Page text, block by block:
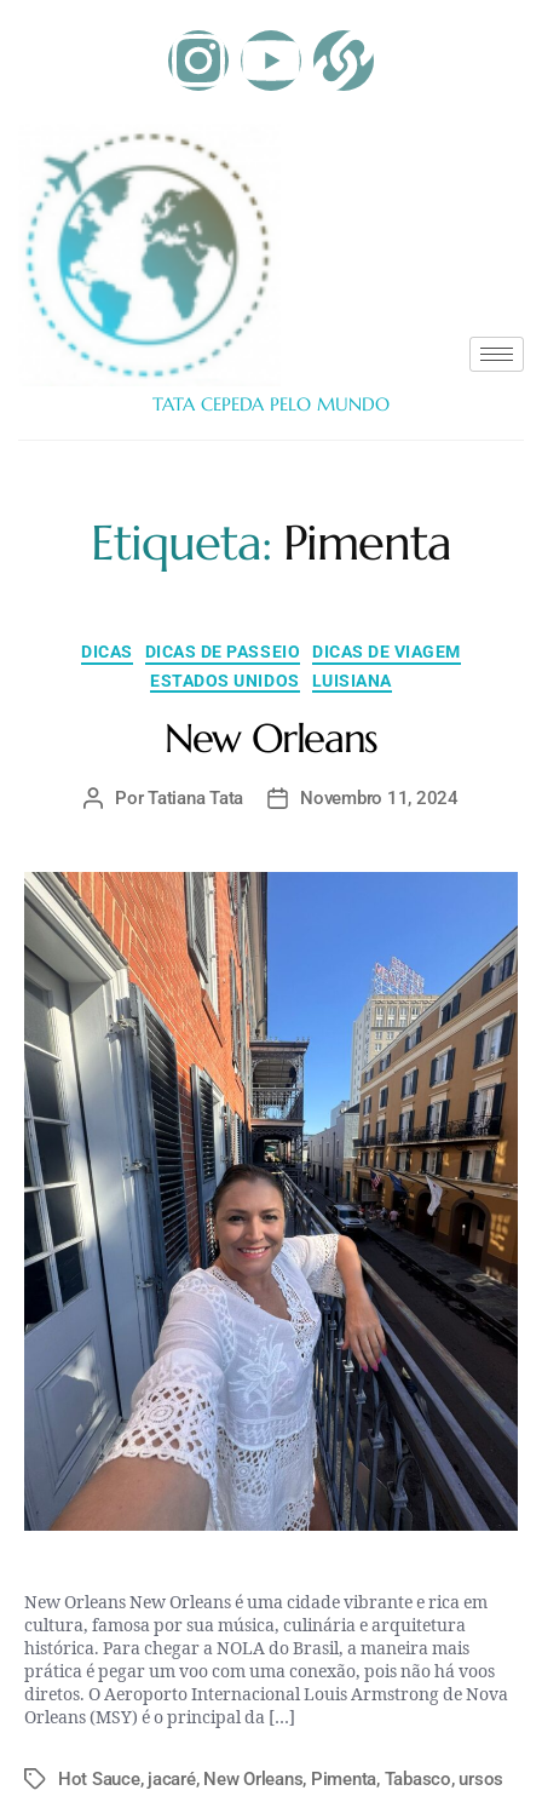
TATA CEPEDA PELO MUNDO
Etiqueta: Pimenta
DICAS DICAS DE PASSEIO
DICAS DE VIAGEM
ESTADOS UNIDOS
LUISIANA
New Orleans
PorTatiana Tata Novembro 11, 2024
New Orleans New Orleans é uma cidade vibrante e rica em
cultura, famosa por sua música, culinária e arquitetura
histórica. Para chegar a NOLA do Brasil, a maneira mais
prática é pegar um voo com uma conexão, pois não há voos
diretos. O Aeroporto Internacional Louis Armstrong de Nova
Orleans (MSY) é o principal da […]
Hot Sauce, jacaré, New Orleans, Pimenta, Tabasco, ursos